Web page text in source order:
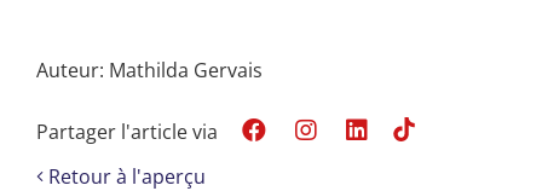
Auteur: Mathilda Gervais
Partager l'article via
Retour à l'aperçu